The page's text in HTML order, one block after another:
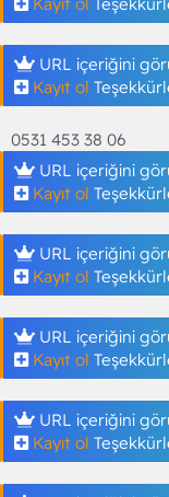
a
n
h
i
URL içeriğini
Kayıt ol
0531 453 38 06
URL içeriğini
Kayıt ol
URL içeriğini
Kayıt ol
URL içeriğini
Kayıt ol
URL içeriğini
Kayıt ol